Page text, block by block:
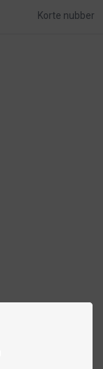
Korte nubber